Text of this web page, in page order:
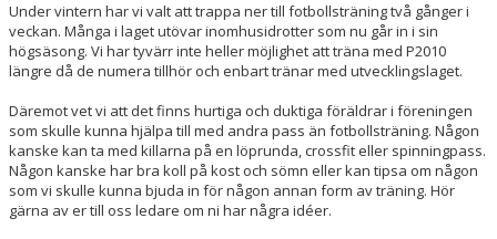
Under vintern har vi valt att trappa ner till fotbollsträning två gånger i
veckan. Många i laget utövar inomhusidrotter som nu går in i sin
högsäsong. Vi har tyvärr inte heller möjlighet att träna med P2010
längre då de numera tillhör och enbart tränar med utvecklingslaget.
Däremot vet vi att det finns hurtiga och duktiga föräldrar i föreningen
som skulle kunna hjälpa till med andra pass än fotbollsträning. Någon
kanske kan ta med killarna på en löprunda, crossfit eller spinningpass.
Någon kanske har bra koll på kost och sömn eller kan tipsa om någon
som vi skulle kunna bjuda in för någon annan form av träning. Hör
gärna av er till oss ledare om ni har några idéer.